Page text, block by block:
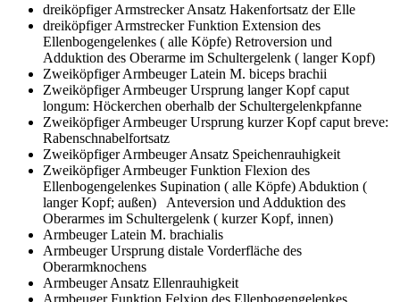
dreiköpfiger Armstrecker Ansatz Hakenfortsatz der Elle
dreiköpfiger Armstrecker Funktion Extension des
Ellenbogengelenkes ( alle Köpfe) Retroversion und
Adduktion des Oberarme im Schultergelenk ( langer Kopf)
Zweiköpfiger Armbeuger Latein M. biceps brachii
Zweiköpfiger Armbeuger Ursprung langer Kopfcaput
longum: Höckerchen oberhalb der Schultergelenkpfanne
Zweiköpfiger Armbeuger Ursprung kurzer Kopfcaput breve:
Rabenschnabelfortsatz
Zweiköpfiger Armbeuger Ansatz Speichenrauhigkeit
Zweiköpfiger Armbeuger Funktion Flexion des
Ellenbogengelenkes Supination ( alle Köpfe) Abduktion (
langer Kopf; außen) Anteversion und Adduktion des
Oberarmes im Schultergelenk ( kurzer Kopf, innen)
Armbeuger Latein M. brachialis
Armbeuger Ursprung distale Vorderfläche des
Oberarmknochens
Armbeuger Ansatz Ellenrauhigkeit
Armbeuger Funktion Felxion des Ellenbogengelenkes